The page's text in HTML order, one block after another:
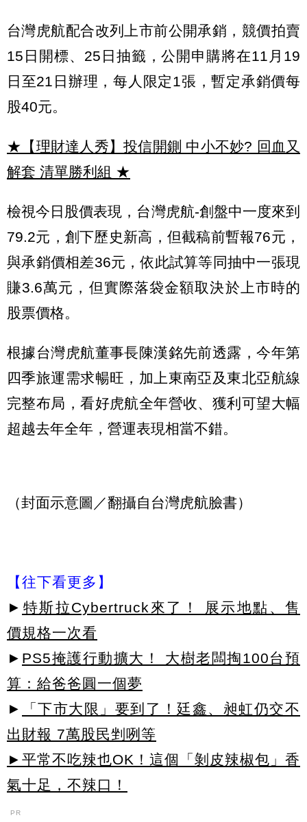
台灣虎航配合改列上市前公開承銷，競價拍賣
15日開標、25日抽籤，公開申購將在11月19
日至21日辦理，每人限定1張，暫定承銷價每
股40元。
★【理財達人秀】投信開鍘 中小不妙? 回血又
解套 清單勝利組 ★
檢視今日股價表現，台灣虎航-創盤中一度來到
79.2元，創下歷史新高，但截稿前暫報76元，
與承銷價相差36元，依此試算等同抽中一張現
賺3.6萬元，但實際落袋金額取決於上市時的
股票價格。
根據台灣虎航董事長陳漢銘先前透露，今年第
四季旅運需求暢旺，加上東南亞及東北亞航線
完整布局，看好虎航全年營收、獲利可望大幅
超越去年全年，營運表現相當不錯。
（封面示意圖／翻攝自台灣虎航臉書）
【往下看更多】
► 特斯拉Cybertruck來了！ 展示地點、售
價規格一次看
► PS5掩護行動擴大！ 大樹老闆掏100台預
算：給爸爸圓一個夢
►
「下市大限」要到了！廷鑫、昶虹仍交不
出財報 7萬股民剉咧等
►平常不吃辣也OK！這個「剝皮辣椒包」香
氣十足，不辣口！
PR